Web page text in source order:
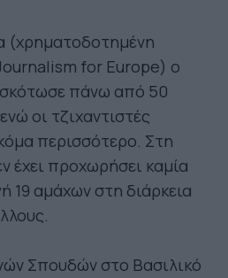
(χρηματοδοτημένη
for Europe) ο
πάνω από 50
οι τζιχαντιστές
περισσότερο. Στη
έχει προχωρήσει καμία
19 αμάχων στη διάρκεια
Σπουδών στο Βασιλικό